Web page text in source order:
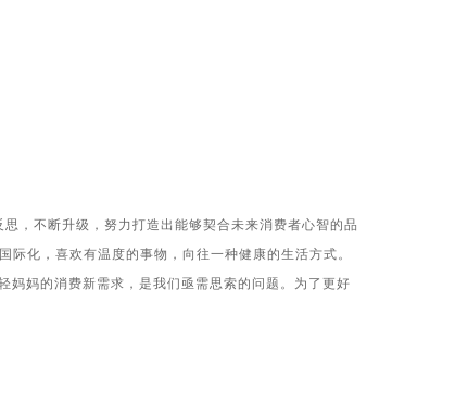
，不断升级，努力打造出能够契合未来消费者心智的品
化，喜欢有温度的事物，向往一种健康的生活方式。
妈妈的消费新需求，是我们亟需思索的问题。为了更好